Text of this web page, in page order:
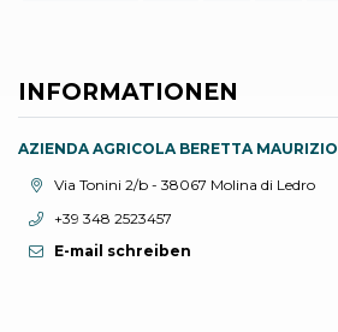
INFORMATIONEN
AZIENDA AGRICOLA BERETTA MAURIZIO
aria.location:
Via Tonini 2/b - 38067 Molina di Ledro
aria.phone:
+39 348 2523457
E-mail schreiben